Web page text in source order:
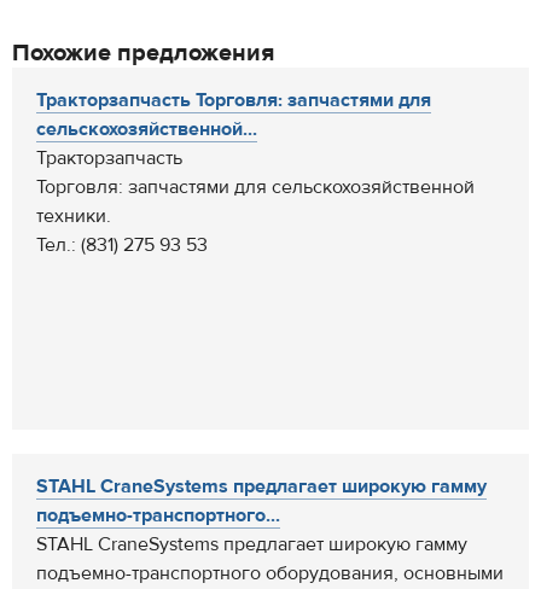
Похожие предложения
Тракторзапчасть Торговля: запчастями для
сельскохозяйственной...
Тракторзапчасть
Торговля: запчастями для сельскохозяйственной
техники.
Тел.: (831) 275 93 53
STAHL CraneSystems предлагает широкую гамму
подъемно-транспортного...
STAHL CraneSystems предлагает широкую гамму
подъемно-транспортного оборудования, основными